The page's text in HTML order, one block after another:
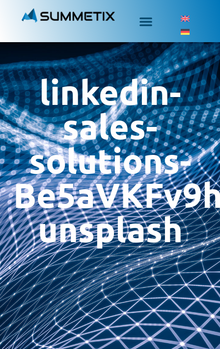
linkedin-
sales-
solutions-
unsplash